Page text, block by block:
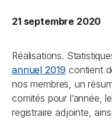
21 septembre 2020
Réalisations.
annuel 2019 contient
nos membres, un
comités pour l’année,
registraire adjointe,